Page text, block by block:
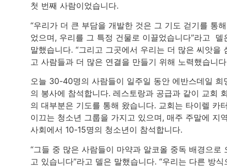
첫 번째 사람이었습니다.
“우리가 더 큰 부담을 개발한 것은 그 기도 걷기를 통
었으며, 우리를 그 특정 건물로 이끌었습니다”라고 델
말했습니다. “그리고 그곳에서 우리는 더 많은 씨앗을
고 사람들과 더 많은 연결을 만들기 위해 노력했습니다
오늘 30-40명의 사람들이 일주일 동안 에반스데일 희
의 봉사에 참석합니다. 레스토랑과 공급과 같이 교회
의 대부분은 기도를 통해 왔습니다. 교회는 타이렐 카
이끄는 청소년 그룹을 가지고 있으며, 매주 주말에 지
사회에서 10-15명의 청소년이 참석합니다.
“그들 중 많은 사람들이 마약과 알코올 중독 배경으로
고 있습니다”라고 델은 말했습니다. “우리는 다른 방식